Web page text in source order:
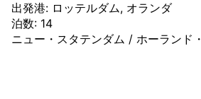
出発港: ロッテルダム, オランダ
泊数: 14
ニュー・スタテンダム / ホーランド